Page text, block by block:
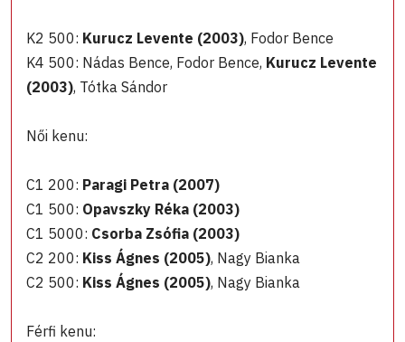
K2 500: Kurucz Levente (2003), Fodor Bence
K4 500: Nádas Bence, Fodor Bence, Kurucz Levente
(2003), Tótka Sándor
Női kenu:
C1 200: Paragi Petra (2007)
C1 500: Opavszky Réka (2003)
C1 5000: Csorba Zsófia (2003)
C2 200: Kiss Ágnes (2005), Nagy Bianka
C2 500: Kiss Ágnes (2005), Nagy Bianka
Férfi kenu: